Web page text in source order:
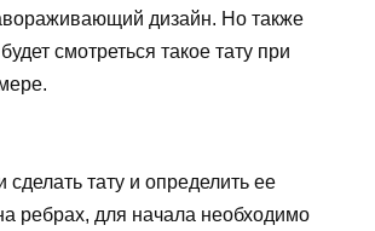
дизайн. Но также
смотреться такое тату при
тату и определить ее
ребрах, для начала необходимо